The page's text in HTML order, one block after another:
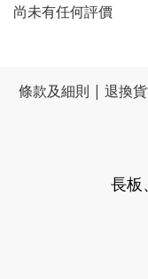
尚未有任何評價
條款及細則 | 退換
長板